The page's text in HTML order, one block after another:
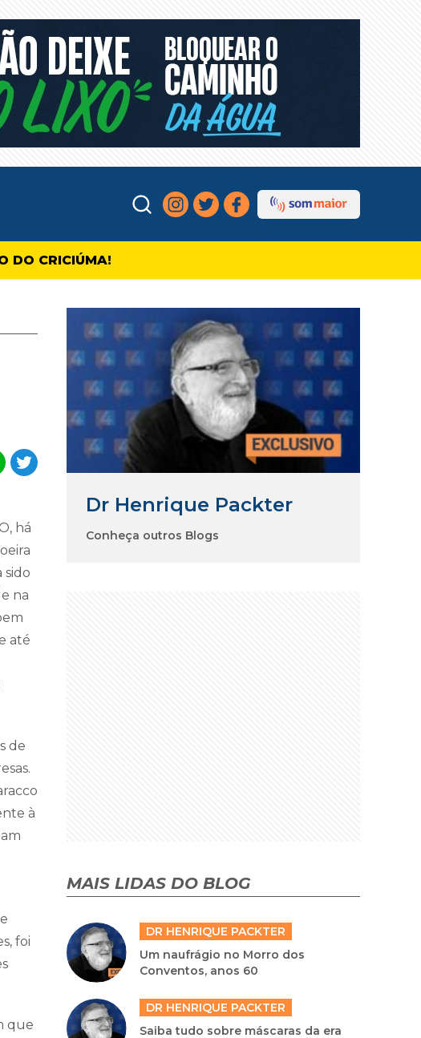
DO CRICIÚMA!
há
sido
na
até
de
à
foi
que
Dr Henrique Packter
Conheça outros Blogs
MAIS LIDAS DO BLOG
DR HENRIQUE PACKTER
Um naufrágio no Morro dos
Conventos, anos 60
DR HENRIQUE PACKTER
Saiba tudo sobre máscaras da era